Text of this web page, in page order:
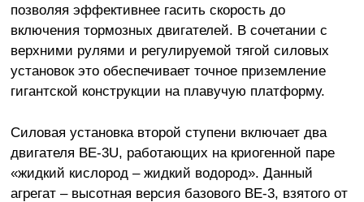
позволяя эффективнее гасить скорость до
включения тормозных двигателей. В сочетании с
верхними рулями и регулируемой тягой силовых
установок это обеспечивает точное приземление
гигантской конструкции на плавучую платформу.
Силовая установка второй ступени включает два
двигателя BE-3U, работающих на криогенной паре
«жидкий кислород – жидкий водород». Данный
агрегат – высотная версия базового BE-3, взятого от